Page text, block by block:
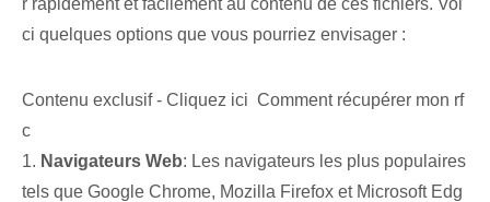
r rapidement et facilement au contenu de ces fichiers. Voi
ci quelques options que vous pourriez envisager :
Contenu exclusif - Cliquez ici Comment récupérer mon rf
c
1. Navigateurs Web: Les navigateurs les plus populaires
tels que Google Chrome, Mozilla Firefox et Microsoft Edg